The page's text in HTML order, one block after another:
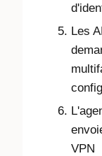
Les
VPN